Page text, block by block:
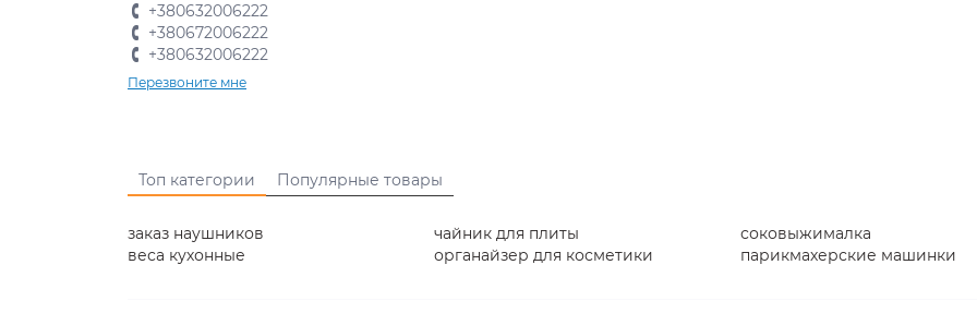
+380632006222
+380672006222
+380632006222
Перезвоните мне
Топ категории Популярные товары
заказ наушников
веса кухонные
чайник для плиты
органайзер для косметики
соковыжималка
парикмахерские машинки